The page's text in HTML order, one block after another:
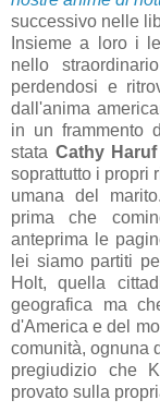
successivo nelle
Insieme a loro i
nello
perdendosi e
dall'anima
in un frammento
stata Cathy Haruf
soprattutto i propri
umana del
prima che
anteprima le
lei siamo partiti
Holt, quella
geografica ma
d'America e del
comunità, ognuna
pregiudizio che
provato sulla